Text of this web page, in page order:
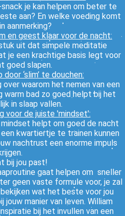
je kan helpen om beter te
aan? En welke voeding komt
aanmerking?
en geest klaar voor de nacht:
uit dat simpele meditatie
je een krachtige basis legt voor
goed slapen.
‘slim’ te douchen:
waarom het nemen van een
warm bad zo goed helpt bij het
in slaap vallen.
voor de juiste 'mindset':
helpt om goed de nacht
kwartiertje te trainen kunnen
nachtrust een enorme impuls
bij jou past!
gaat helpen om sneller
geen vaste formule voor, je zal
wat het beste voor jou
manier van leven. William
bij het invullen van een